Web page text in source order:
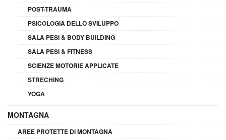
POST-TRAUMA
PSICOLOGIA DELLO SVILUPPO
SALA PESI & BODY BUILDING
SALA PESI & FITNESS
SCIENZE MOTORIE APPLICATE
STRECHING
YOGA
MONTAGNA
AREE PROTETTE DI MONTAGNA